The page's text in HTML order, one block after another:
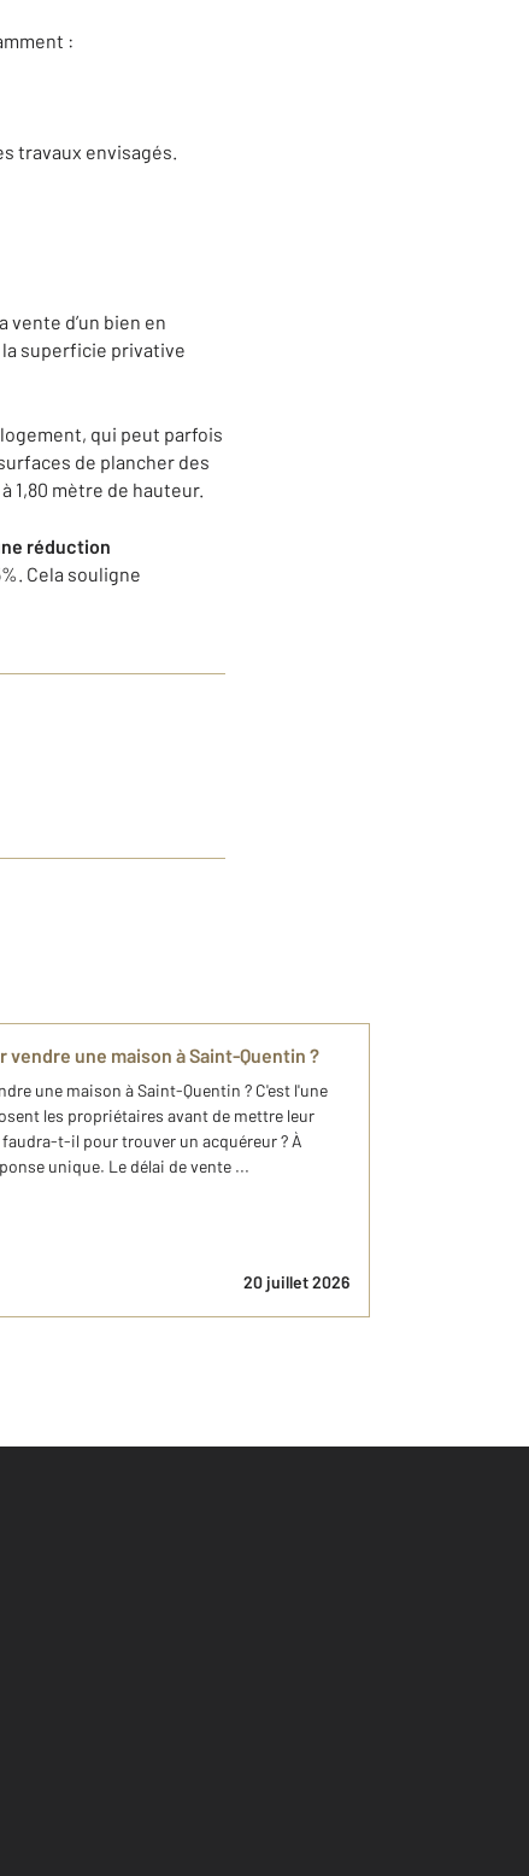
:
travaux envisagés.
d’un bien en
superficie privative
qui peut parfois
de plancher des
1,80 mètre de hauteur.
réduction
Cela souligne
une maison à Saint-Quentin ?
une maison à Saint-Quentin ? C'est l'une
les propriétaires avant de mettre leur
t-il pour trouver un acquéreur ? À
unique. Le délai de vente ...
20 juillet 2026